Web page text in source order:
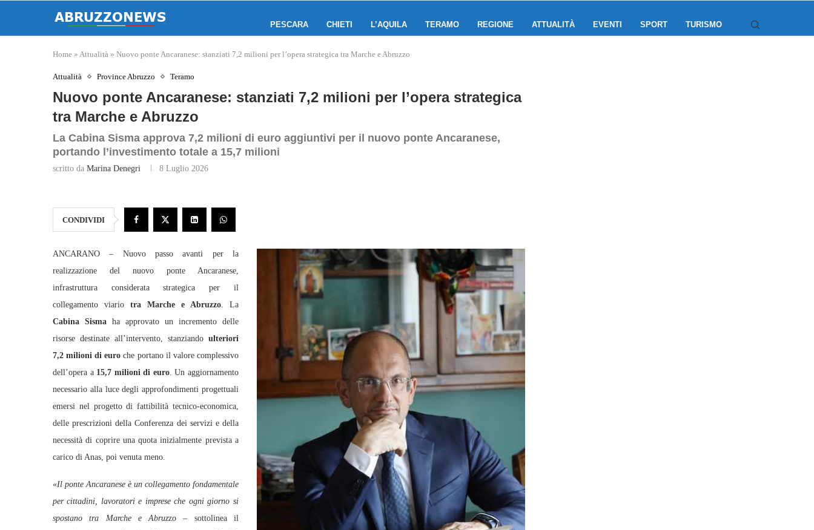
PESCARA CHIETI L’AQUILA TERAMO REGIONE ATTUALITÀ EVENTI SPORT TURISMO
Home » Attualità » Nuovo ponte Ancaranese: stanziati 7,2 milioni per l’opera strategica tra Marche e Abruzzo
Attualità Province Abruzzo Teramo
Nuovo ponte Ancaranese: stanziati 7,2 milioni per l’opera strategica
tra Marche e Abruzzo
La Cabina Sisma approva 7,2 milioni di euro aggiuntivi per il nuovo ponte Ancaranese,
portando l’investimento totale a 15,7 milioni
scritto da Marina Denegri 8 Luglio 2026
CONDIVIDI
ANCARANO – Nuovo passo avanti per la
realizzazione del nuovo ponte Ancaranese,
infrastruttura considerata strategica per il
collegamento viario tra Marche e Abruzzo. La
Cabina Sisma ha approvato un incremento delle
risorse destinate all’intervento, stanziando ulteriori
7,2 milioni di euro che portano il valore complessivo
dell’opera a 15,7 milioni di euro. Un aggiornamento
necessario alla luce degli approfondimenti progettuali
emersi nel progetto di fattibilità tecnico-economica,
delle prescrizioni della Conferenza dei servizi e della
necessità di coprire una quota inizialmente prevista a
carico di Anas, poi venuta meno.
«Il ponte Ancaranese è un collegamento fondamentale
per cittadini, lavoratori e imprese che ogni giorno si
spostano tra Marche e Abruzzo – sottolinea il